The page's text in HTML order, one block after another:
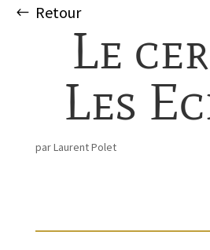
Retour
Le
Les
parLaurent Polet